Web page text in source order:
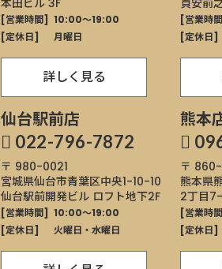
本田ビル 3F
[営業時間] 10:00～19:00
[定休日]
月曜日
詳しく見る
貞安前
[営業時
[定休日]
仙台駅前店
022-796-7872
〒 980-0021
宮城県仙台市青葉区中央1-10-10
仙台駅前開発ビル ロフト地下2F
[営業時間] 10:00～19:00
[定休日]
火曜日・水曜日
熊本
〒
熊本県
2丁目
[営業時
[定休日]